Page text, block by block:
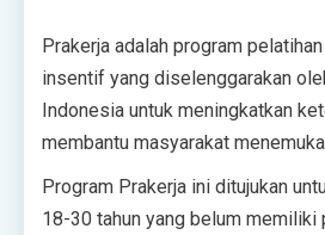
Prakerja adalah program
insentif yang diselenggarakan
Indonesia untuk meningkatkan
membantu masyarakat
Program Prakerja ini ditujukan
18-30 tahun yang belum memiliki